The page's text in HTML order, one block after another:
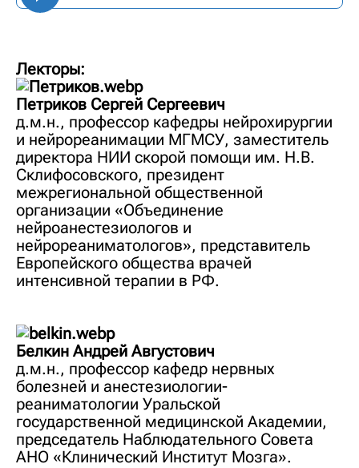
Лекторы:
Петриков Сергей Сергеевич
д.м.н., профессор кафедры нейрохирургии
и нейрореанимации МГМСУ, заместитель
директора НИИ скорой помощи им. Н.В.
Склифосовского, президент
межрегиональной общественной
организации «Объединение
нейроанестезиологов и
нейрореаниматологов», представитель
Европейского общества врачей
интенсивной терапии в РФ.
Белкин Андрей Августович
д.м.н., профессор кафедр нервных
болезней и анестезиологии-
реаниматологии Уральской
государственной медицинской Академии,
председатель Наблюдательного Совета
АНО «Клинический Институт Мозга».